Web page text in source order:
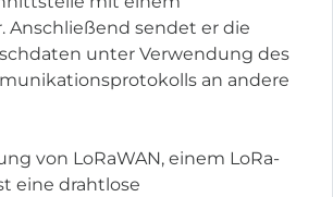
Anschließend sendet er die
unter Verwendung des
an andere
von LoRaWAN, einem LoRa-
eine drahtlose